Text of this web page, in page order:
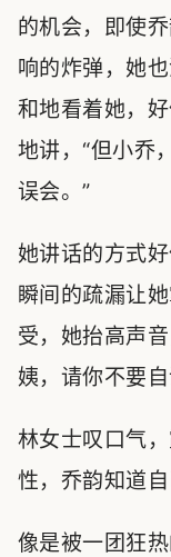
的机会，即使
响的炸弹，她
和地看着她，
地讲，“但小
误会。”
她讲话的方式
瞬间的疏漏让
受，她抬高声
姨，请你不要
林女士叹口气
性，乔韵知道
像是被一团狂